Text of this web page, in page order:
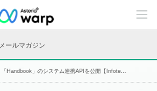
C
n
n
メールマガジン
「Handbook」のシステム連携APIを公開【Infote...